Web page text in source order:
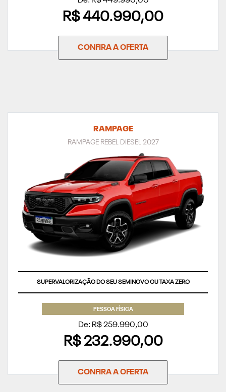
R$ 440.990,00
CONFIRA A OFERTA
RAMPAGE
RAMPAGE REBEL DIESEL 2027
SUPERVALORIZAÇÃO DO SEU SEMINOVO OU TAXA ZERO
PESSOA FÍSICA
De: R$ 259.990,00
R$ 232.990,00
CONFIRA A OFERTA